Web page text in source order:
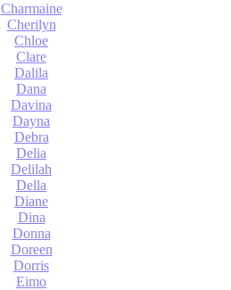
Charmaine
Cherilyn
Chloe
Clare
Dalila
Dana
Davina
Dayna
Debra
Delia
Delilah
Della
Diane
Dina
Donna
Doreen
Dorris
Eimo